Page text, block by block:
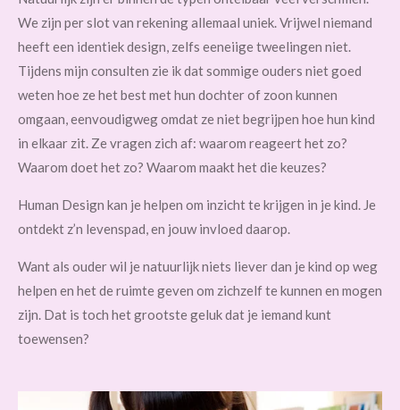
We zijn per slot van rekening allemaal uniek. Vrijwel niemand
heeft een identiek design, zelfs eeneiige tweelingen niet.
Tijdens mijn consulten zie ik dat sommige ouders niet goed
weten hoe ze het best met hun dochter of zoon kunnen
omgaan, eenvoudigweg omdat ze niet begrijpen hoe hun kind
in elkaar zit. Ze vragen zich af: waarom reageert het zo?
Waarom doet het zo? Waarom maakt het die keuzes?
Human Design kan je helpen om inzicht te krijgen in je kind. Je
ontdekt z’n levenspad, en jouw invloed daarop.
Want als ouder wil je natuurlijk niets liever dan je kind op weg
helpen en het de ruimte geven om zichzelf te kunnen en mogen
zijn. Dat is toch het grootste geluk dat je iemand kunt
toewensen?